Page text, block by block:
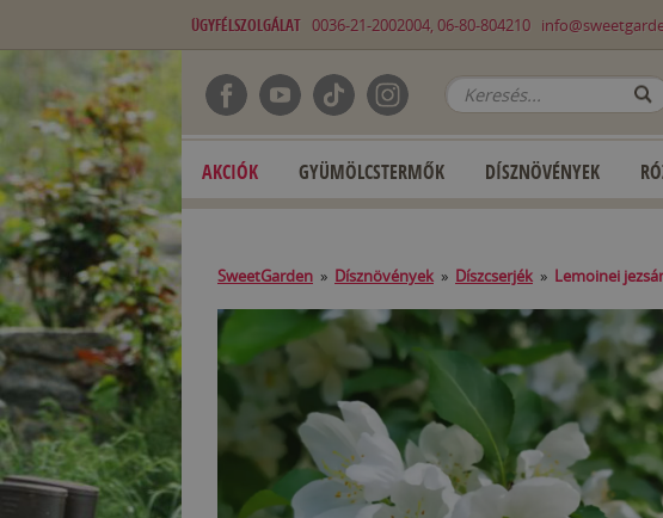
ÜGYFÉLSZOLGÁLAT 0036-21-2002004, 06-80-804210
AKCIÓK GYÜMÖLCSTERMŐK DÍSZNÖVÉNYEK
SweetGarden » Dísznövények » Díszcserjék » Lemoinei